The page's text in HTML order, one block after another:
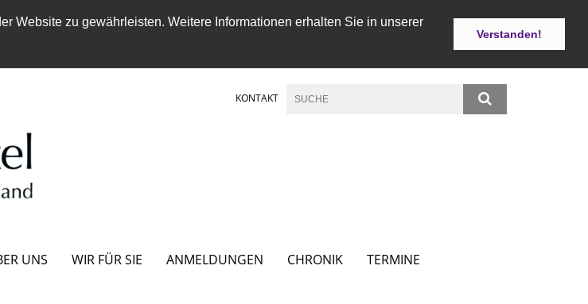
Website zu gewährleisten. Weitere Informationen erhalten Sie in unserer
Verstanden!
KONTAKT
UNS WIR FÜR SIE ANMELDUNGEN CHRONIK
TERMINE